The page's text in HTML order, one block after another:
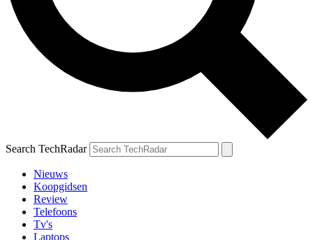
Search TechRadar
Nieuws
Koopgidsen
Review
Telefoons
Tv's
Laptops